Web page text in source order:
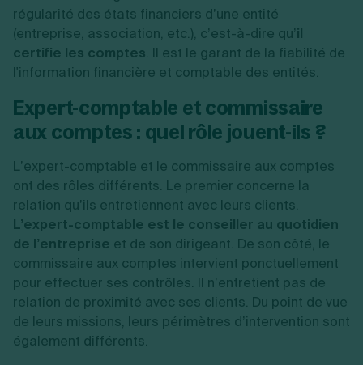
régularité des états financiers d’une entité
(entreprise, association, etc.), c’est-à-dire qu’il
certifie les comptes. Il est le garant de la fiabilité de
l'information financière et comptable des entités.
Expert-comptable et commissaire
aux comptes : quel rôle jouent-ils ?
L’expert-comptable et le commissaire aux comptes
ont des rôles différents. Le premier concerne la
relation qu’ils entretiennent avec leurs clients.
L’expert-comptable est le conseiller au quotidien
de l’entreprise et de son dirigeant. De son côté, le
commissaire aux comptes intervient ponctuellement
pour effectuer ses contrôles. Il n’entretient pas de
relation de proximité avec ses clients. Du point de vue
de leurs missions, leurs périmètres d’intervention sont
également différents.